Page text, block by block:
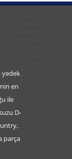
yedek
en
ile
D-
parça